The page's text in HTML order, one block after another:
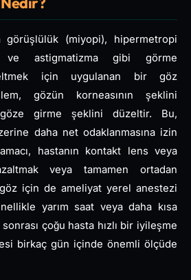
görüşlülük (miyopi), hipermetropi
ve astigmatizma gibi görme
için uygulanan bir göz
gözün korneasının şeklini
göze girme şeklini düzeltir. Bu,
daha net odaklanmasına izin
amacı, hastanın kontakt lens veya
veya tamamen ortadan
için de ameliyat yerel anestezi
yarım saat veya daha kısa
çoğu hasta hızlı bir iyileşme
birkaç gün içinde önemli ölçüde